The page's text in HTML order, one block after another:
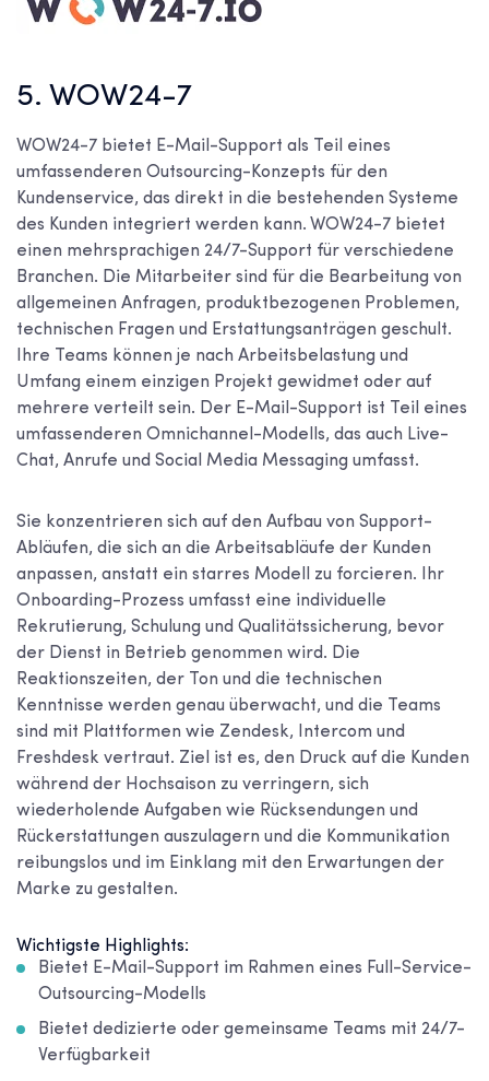
5. WOW24-7
WOW24-7 bietet E-Mail-Support als Teil eines
umfassenderen Outsourcing-Konzepts für den
Kundenservice, das direkt in die bestehenden Systeme
des Kunden integriert werden kann. WOW24-7 bietet
einen mehrsprachigen 24/7-Support für verschiedene
Branchen. Die Mitarbeiter sind für die Bearbeitung von
allgemeinen Anfragen, produktbezogenen Problemen,
technischen Fragen und Erstattungsanträgen geschult.
Ihre Teams können je nach Arbeitsbelastung und
Umfang einem einzigen Projekt gewidmet oder auf
mehrere verteilt sein. Der E-Mail-Support ist Teil eines
umfassenderen Omnichannel-Modells, das auch Live-
Chat, Anrufe und Social Media Messaging umfasst.
Sie konzentrieren sich auf den Aufbau von Support-
Abläufen, die sich an die Arbeitsabläufe der Kunden
anpassen, anstatt ein starres Modell zu forcieren. Ihr
Onboarding-Prozess umfasst eine individuelle
Rekrutierung, Schulung und Qualitätssicherung, bevor
der Dienst in Betrieb genommen wird. Die
Reaktionszeiten, der Ton und die technischen
Kenntnisse werden genau überwacht, und die Teams
sind mit Plattformen wie Zendesk, Intercom und
Freshdesk vertraut. Ziel ist es, den Druck auf die Kunden
während der Hochsaison zu verringern, sich
wiederholende Aufgaben wie Rücksendungen und
Rückerstattungen auszulagern und die Kommunikation
reibungslos und im Einklang mit den Erwartungen der
Marke zu gestalten.
Wichtigste Highlights:
Bietet E-Mail-Support im Rahmen eines Full-Service-
Outsourcing-Modells
Bietet dedizierte oder gemeinsame Teams mit 24/7-
Verfügbarkeit